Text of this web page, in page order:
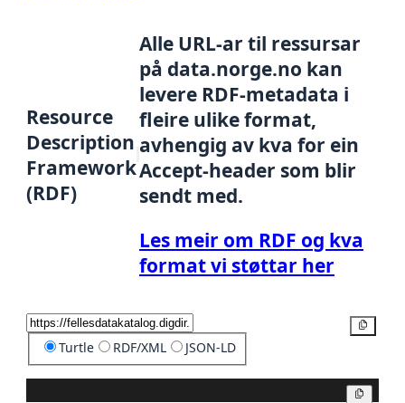
Resource
Description
Framework
(RDF)
Alle URL-ar til ressursar
på data.norge.no kan
levere RDF-metadata i
fleire ulike format,
avhengig av kva for ein
Accept-header som blir
sendt med.
Les meir om RDF og kva
format vi støttar her
Turtle RDF/XML JSON-LD